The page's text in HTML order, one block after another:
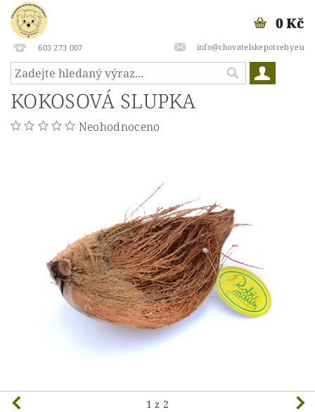
603 273 007 info@chovatelskepotreby.eu
0 Kč
KOKOSOVÁ SLUPKA
Neohodnoceno
1 z 2